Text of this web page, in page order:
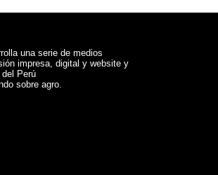
una serie de medios
impresa, digital y website y
Perú
sobre agro.